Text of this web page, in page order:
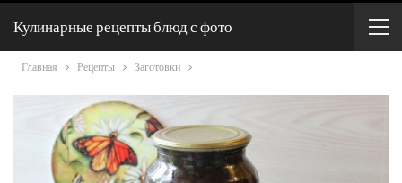
Кулинарные рецепты блюд с фото
Главная Рецепты Заготовки